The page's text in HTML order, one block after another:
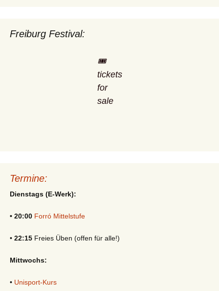
Freiburg Festival:
🎟️
tickets
for
sale
Termine:
Dienstags (E-Werk):
• 20:00 Forró Mittelstufe
• 22:15 Freies Üben (offen für alle!)
Mittwochs:
• Unisport-Kurs